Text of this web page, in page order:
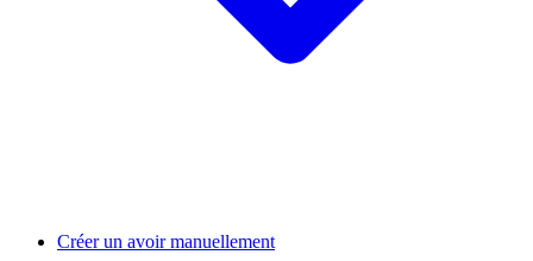
Créer un avoir manuellement